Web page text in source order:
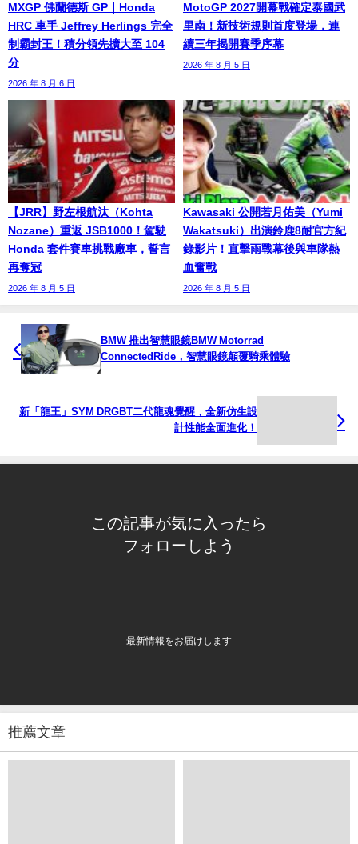
MXGP 佛蘭德斯 GP｜Honda
HRC 車手 Jeffrey Herlings 完全
制霸封王！積分領先擴大至 104
分
2026 年 8 月 6 日
MotoGP 2027開幕戰確定泰國武
里南！新技術規則首度登場，連
續三年揭開賽季序幕
2026 年 8 月 5 日
【JRR】野左根航汰（Kohta
Nozane）重返 JSB1000！駕駛
Honda 套件賽車挑戰廠車，誓言
再奪冠
2026 年 8 月 5 日
Kawasaki 公開若月佑美（Yumi
Wakatsuki）出演鈴鹿8耐官方紀
錄影片！直擊雨戰幕後與車隊熱
血奮戰
2026 年 8 月 5 日
BMW 推出智慧眼鏡BMW Motorrad
ConnectedRide，智慧眼鏡顛覆騎乘體驗
新「龍王」SYM DRGBT二代龍魂覺醒，全新仿生設
計性能全面進化！
この記事が気に入ったら
フォローしよう
最新情報をお届けします
推薦文章